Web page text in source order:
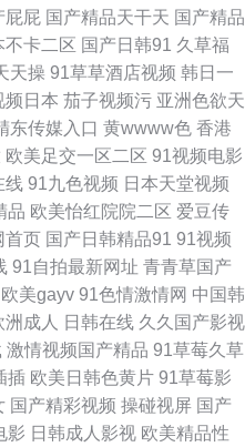
洲另类 美国一级毛卡 成全影视大全
欧亚精品视频 亚洲精品无码一区 欧
美 伊人情人综合网 丝袜美腿娉婷
区视频资源 应召女郎 极品色在线精
月综合六月婷婷激情 国产极品视频
草视频在线观看 AV天党电影院 欧美
蜜桃2免费观看完整版电影咋看不了
第四色伊人 日本熟女自拍 99瑟瑟鲁
屁屁 国产精品天干天 国产精品
不卡二区 国产日韩91 久草福
天操 91草草酒店视频 韩日一
频日本 茄子视频污 亚洲色欲天
东传媒入口 黄wwww色 香港
欧美足交一区二区 91视频电影
线 91九色视频 日本天堂视频
品 欧美怡红院院二区 爱豆传
首页 国产日韩精品91 91视频
91自拍最新网址 青青草国产
欧美gayv 91色情激情网 中国韩
成人 日韩在线 久久国产影视
激情视频国产精品 91草莓久草
插 欧美日韩色黄片 91草莓影
国产精彩视频 操碰视屏 国产
影 日韩成人影视 欧美精品性